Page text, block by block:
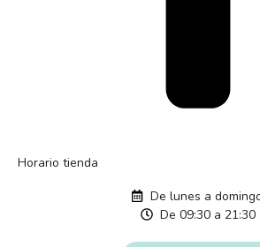
Horario tienda
De lunes a
De 09:30 a 21:30